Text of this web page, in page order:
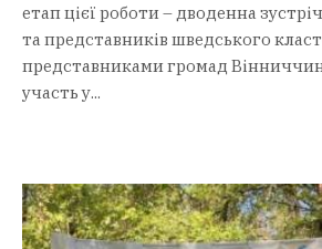
етап цієї роботи – дводенна
та представників шведського
представниками громад
участь у...